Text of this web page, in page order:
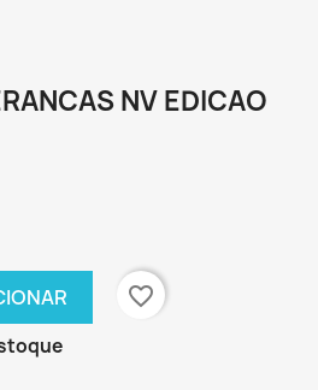
NV EDICAO
favorite_border